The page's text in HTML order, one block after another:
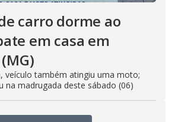
carro dorme ao
em casa em
veículo também atingiu uma moto;
na madrugada deste sábado (06)